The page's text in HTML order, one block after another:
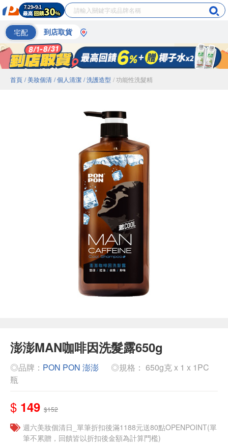
宅配 到店取貨
首頁 / 美妝個清 / 個人清潔 / 洗護造型 / 功能性洗髮精
澎澎MAN咖啡因洗髮露650g
◎品牌： PON PON 澎澎
◎規格： 650g克 x 1 x 1PC
瓶
$ 149 $152
週六美妝個清日_單筆折扣後滿1188元送80點OPENPOINT(單
筆不累贈，回饋皆以折扣後金額為計算門檻)